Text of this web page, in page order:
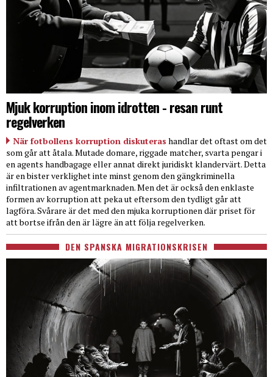
Mjuk korruption inom idrotten - resan runt
regelverken
När fotbollens korruption diskuteras handlar det oftast om det
som går att åtala. Mutade domare, riggade matcher, svarta pengar i
en agents handbagage eller annat direkt juridiskt klandervärt. Detta
är en bister verklighet inte minst genom den gängkriminella
infiltrationen av agentmarknaden. Men det är också den enklaste
formen av korruption att peka ut eftersom den tydligt går att
lagföra. Svårare är det med den mjuka korruptionen där priset för
att bortse ifrån den är lägre än att följa regelverken.
DEN SPANSKA MIGRATIONSKRISEN